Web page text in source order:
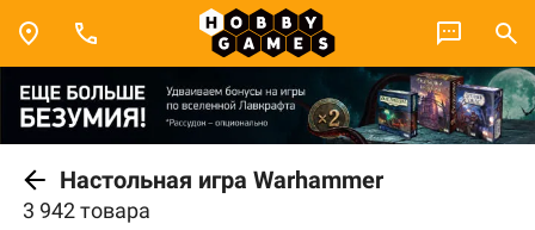
Настольная игра Warhammer
3 942 товара